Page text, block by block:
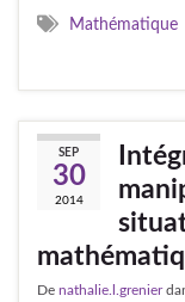
Mathématique
SEP
30
2014
De nathalie.l.grenier